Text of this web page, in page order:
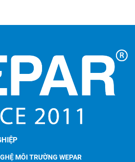
MÔI TRƯỜNG WEPAR